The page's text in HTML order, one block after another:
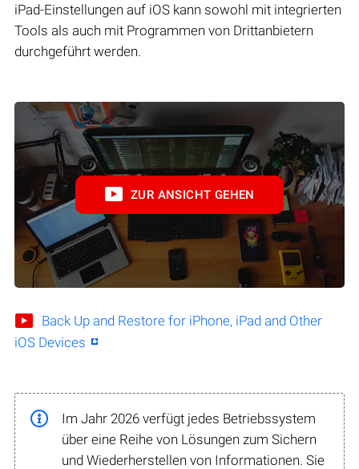
iPad-Einstellungen auf iOS kann sowohl mit integrierten
Tools als auch mit Programmen von Drittanbietern
durchgeführt werden.
ZUR ANSICHT GEHEN
Back Up and Restore for iPhone, iPad and Other
iOS Devices
Im Jahr 2026 verfügt jedes Betriebssystem
über eine Reihe von Lösungen zum Sichern
und Wiederherstellen von Informationen. Sie